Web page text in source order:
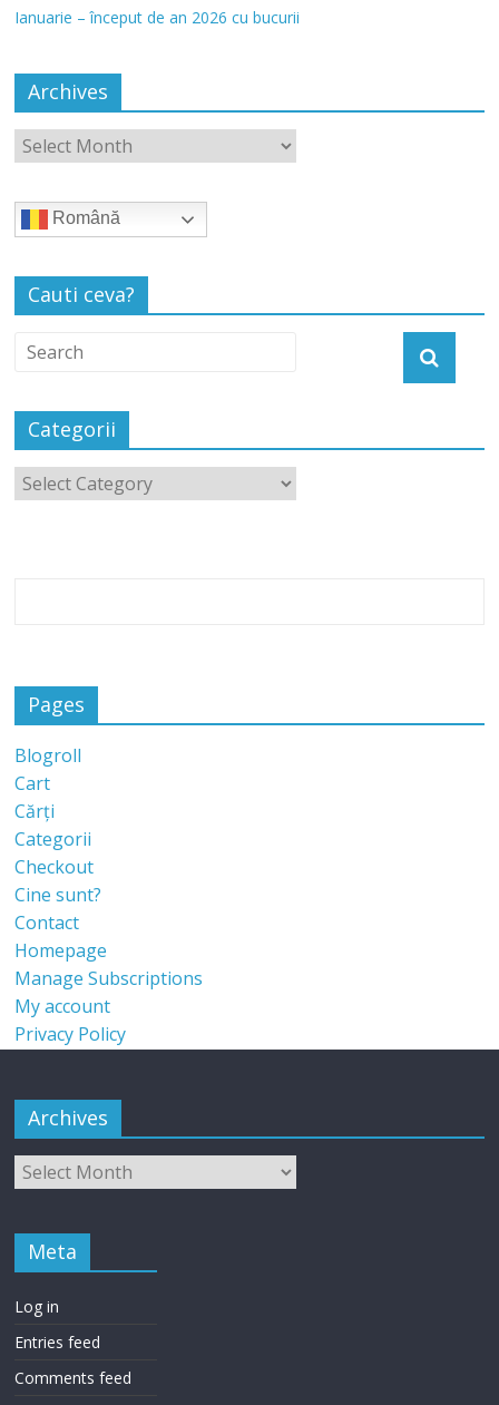
Ianuarie – început de an 2026 cu bucurii
Archives
Română
Cauti ceva?
Categorii
Pages
Blogroll
Cart
Cărți
Categorii
Checkout
Cine sunt?
Contact
Homepage
Manage Subscriptions
My account
Privacy Policy
Archives
Meta
Log in
Entries feed
Comments feed